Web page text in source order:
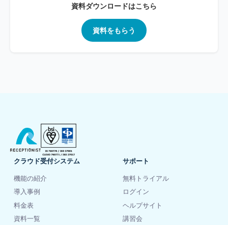
資料ダウンロードはこちら
資料をもらう
クラウド受付システム
機能の紹介
導入事例
料金表
資料一覧
サポート
無料トライアル
ログイン
ヘルプサイト
講習会